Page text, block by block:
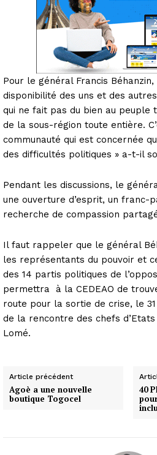
Pour le général Francis Béhanzin,
disponibilité des uns et des
qui ne fait pas du bien au peuple
de la sous-région toute entière.
communauté qui est concernée
des difficultés politiques » a-t-il
Pendant les discussions, le
une ouverture d’esprit, un franc-
recherche de compassion
Il faut rappeler que le général
les représentants du pouvoir et
des 14 partis politiques de
permettra à la CEDEAO de
route pour la sortie de crise, le
de la rencontre des chefs d’Etats
Lomé.
Article précédent
Agoè a une nouvelle
boutique Togocel
40